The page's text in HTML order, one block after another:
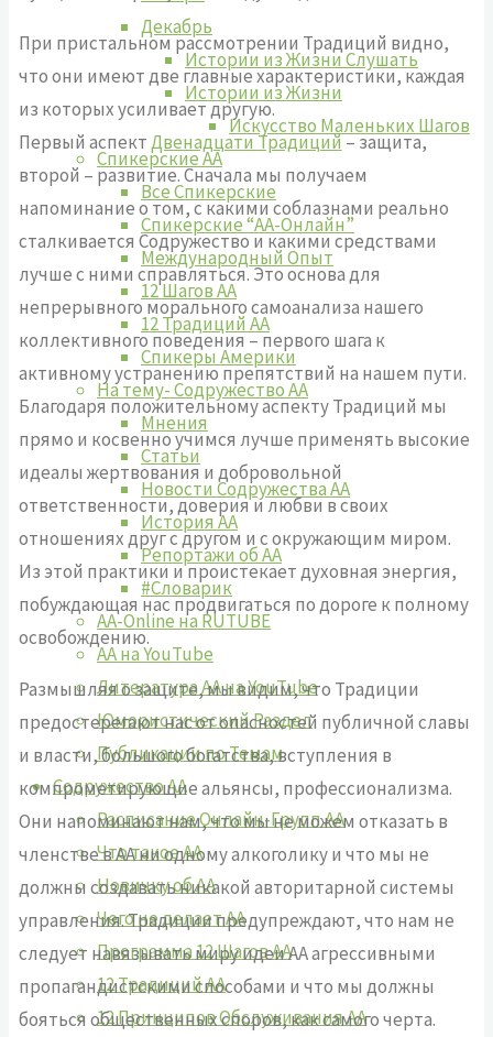
Декабрь
Истории из Жизни Слушать
Истории из Жизни
Искусство Маленьких Шагов
Спикерские АА
Все Спикерские
Спикерские “АА-Онлайн”
Международный Опыт
12 Шагов АА
12 Традиций АА
Спикеры Америки
На тему- Содружество АА
Мнения
Статьи
Новости Содружества АА
История АА
Репортажи об АА
#Словарик
AA-Online на RUTUBE
АA на YouTube
Литература АА на YouTube
Юмористический Раздел
Публикации по Темам
Содружество АА
Расписание Онлайн-Групп АА
Что такое АА
Новичку об АА
Чего не делает АА
Программа 12 Шагов АА
12 Традиций АА
12 Принципов Обслуживания АА
При пристальном рассмотрении Традиций видно,
что они имеют две главные характеристики, каждая
из которых усиливает другую.
Первый аспектДвенадцати Традиций– защита,
второй – развитие. Сначала мы получаем
напоминание о том, с какими соблазнами реально
сталкивается Содружество и какими средствами
лучше с ними справляться. Это основа для
непрерывного морального самоанализа нашего
коллективного поведения – первого шага к
активному устранению препятствий на нашем пути.
Благодаря положительному аспекту Традиций мы
прямо и косвенно учимся лучше применять высокие
идеалы жертвования и добровольной
ответственности, доверия и любви в своих
отношениях друг с другом и с окружающим миром.
Из этой практики и проистекает духовная энергия,
побуждающая нас продвигаться по дороге к полному
освобождению.
Размышляя о защите, мы видим, что Традиции
предостерегают нас от опасностей публичной славы
и власти, большого богатства, вступления в
компрометирующие альянсы, профессионализма.
Они напоминают нам, что мы не можем отказать в
членстве в АА ни одному алкоголику и что мы не
должны создавать никакой авторитарной системы
управления. Традиции предупреждают, что нам не
следует навязывать миру идеи АА агрессивными
пропагандистскими способами и что мы должны
бояться общественных споров, как самого черта.